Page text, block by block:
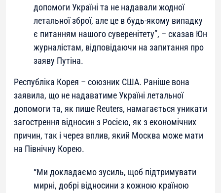
допомоги Україні та не надавали жодної
летальної зброї, але це в будь-якому випадку
є питанням нашого суверенітету”, – сказав Юн
журналістам, відповідаючи на запитання про
заяву Путіна.
Республіка Корея – союзник США. Раніше вона
заявила, що не надаватиме Україні летальної
допомоги та, як пише Reuters, намагається уникати
загострення відносин з Росією, як з економічних
причин, так і через вплив, який Москва може мати
на Північну Корею.
“Ми докладаємо зусиль, щоб підтримувати
мирні, добрі відносини з кожною країною